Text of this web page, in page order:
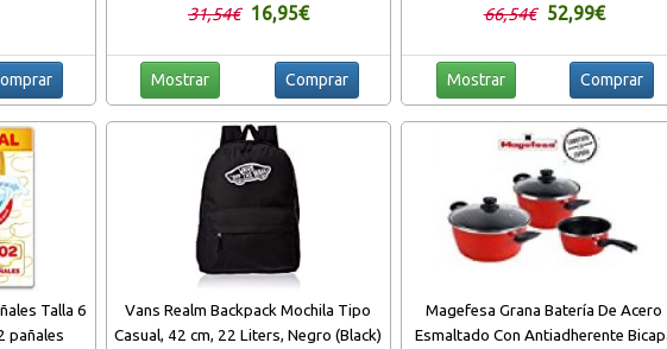
Niña
31,54€ 16,95€
Mostrar Comprar
66,54€ 52,99€
Mostrar Comprar
Talla 6
pañales
Vans Realm Backpack Mochila Tipo
Casual, 42 cm, 22 Liters, Negro (Black)
Magefesa Grana Batería De Acero
Esmaltado Con Antiadherente